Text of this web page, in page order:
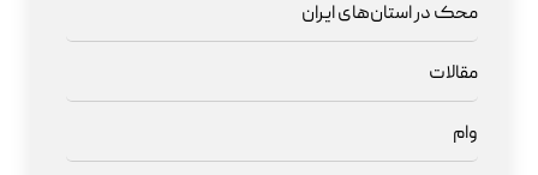
محک در استان‌های ایران
مقالات
وام